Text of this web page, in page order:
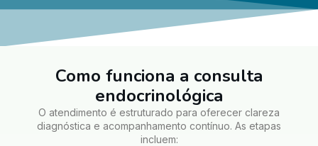
Como funciona a consulta
endocrinológica
O atendimento é estruturado para oferecer clareza
diagnóstica e acompanhamento contínuo. As etapas
incluem: